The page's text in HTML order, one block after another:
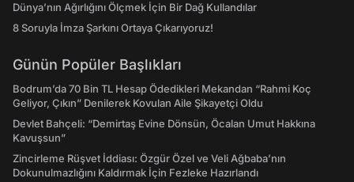
Dünya’nın Ağırlığını Ölçmek İçin Bir Dağ Kullandılar
8 Soruyla İmza Şarkını Ortaya Çıkarıyoruz!
Günün Popüler Başlıkları
Bodrum’da 70 Bin TL Hesap Ödedikleri Mekandan “Rahmi Koç
Geliyor, Çıkın” Denilerek Kovulan Aile Şikayetçi Oldu
Devlet Bahçeli: “Demirtaş Evine Dönsün, Öcalan Umut Hakkına
Kavuşsun”
Zincirleme Rüşvet İddiası: Özgür Özel ve Veli Ağbaba’nın
Dokunulmazlığını Kaldırmak İçin Fezleke Hazırlandı